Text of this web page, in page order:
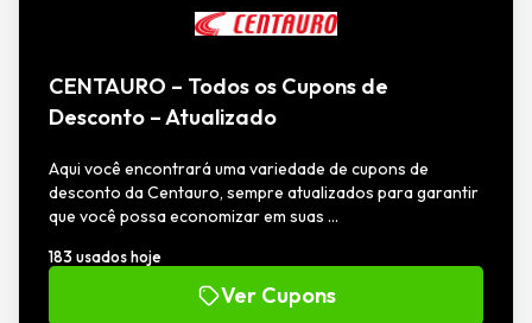
CENTAURO – Todos os Cupons de
Desconto – Atualizado
Aqui você encontrará uma variedade de cupons de
desconto da Centauro, sempre atualizados para garantir
que você possa economizar em suas ...
183 usados hoje
Ver Cupons